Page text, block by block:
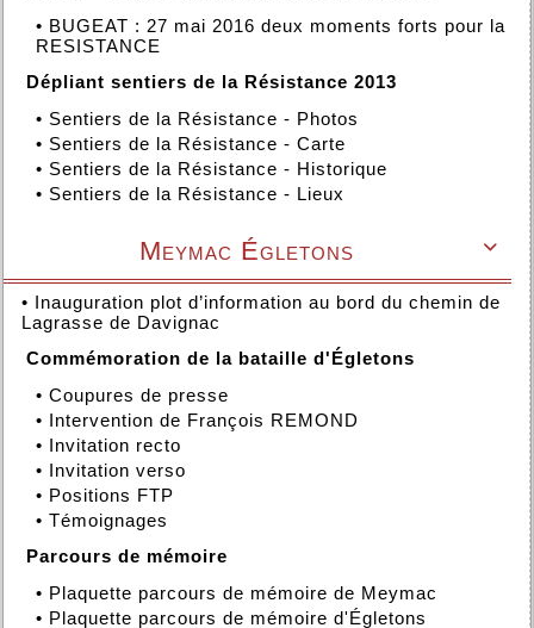
• BUGEAT : 27 mai 2016 deux moments forts pour la
RESISTANCE
Dépliant sentiers de la Résistance 2013
• Sentiers de la Résistance - Photos
• Sentiers de la Résistance - Carte
• Sentiers de la Résistance - Historique
• Sentiers de la Résistance - Lieux

Meymac Égletons
• Inauguration plot d’information au bord du chemin de
Lagrasse de Davignac
Commémoration de la bataille d'Égletons
• Coupures de presse
• Intervention de François REMOND
• Invitation recto
• Invitation verso
• Positions FTP
• Témoignages
Parcours de mémoire
• Plaquette parcours de mémoire de Meymac
• Plaquette parcours de mémoire d'Égletons